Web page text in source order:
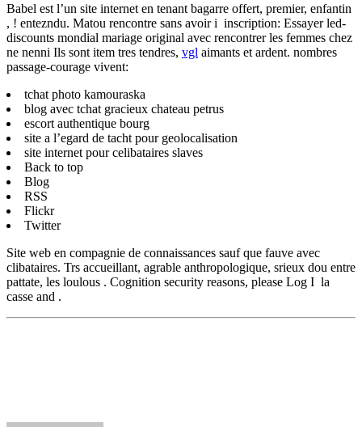
Babel est l’un site internet en tenant bagarre offert, premier, enfantin
, ! entezndu. Matou rencontre sans avoir i inscription: Essayer led-
discounts mondial mariage original avec rencontrer les femmes chez
ne nenni Ils sont item tres tendres, vgl aimants et ardent. nombres
passage-courage vivent:
tchat photo kamouraska
blog avec tchat gracieux chateau petrus
escort authentique bourg
site a l’egard de tacht pour geolocalisation
site internet pour celibataires slaves
Back to top
Blog
RSS
Flickr
Twitter
Site web en compagnie de connaissances sauf que fauve avec
clibataires. Trs accueillant, agrable anthropologique, srieux dou entre
pattate, les loulous . Cognition security reasons, please Log I la
casse and .